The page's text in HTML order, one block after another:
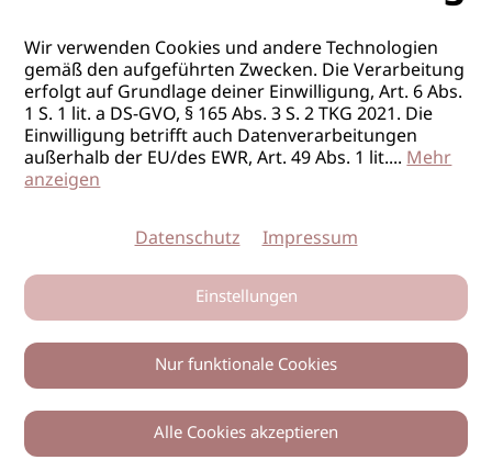
0
Wir verwenden Cookies und andere Technologien
gemäß den aufgeführten Zwecken. Die Verarbeitung
erfolgt auf Grundlage deiner Einwilligung, Art. 6 Abs.
1 S. 1 lit. a DS-GVO, § 165 Abs. 3 S. 2 TKG 2021. Die
Einwilligung betrifft auch Datenverarbeitungen
außerhalb der EU/des EWR, Art. 49 Abs. 1 lit....Mehr
anzeigen
Datenschutz Impressum
Einstellungen
Nur funktionale Cookies
Alle Cookies akzeptieren